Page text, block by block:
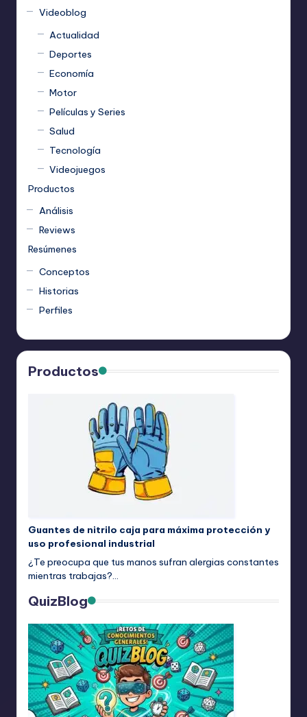
Videoblog
Actualidad
Deportes
Economía
Motor
Películas y Series
Salud
Tecnología
Videojuegos
Productos
Análisis
Reviews
Resúmenes
Conceptos
Historias
Perfiles
Productos
Guantes de nitrilo caja para máxima protección y
uso profesional industrial
¿Te preocupa que tus manos sufran alergias constantes
mientras trabajas?…
QuizBlog